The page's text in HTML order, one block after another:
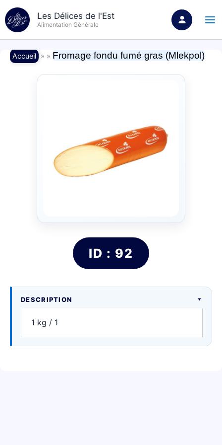
au
contenu
Les Délices de l'Est
Alimentation Générale
Accueil » » Fromage fondu fumé gras (Mlekpol)
ID : 92
DESCRIPTION
1 kg / 1